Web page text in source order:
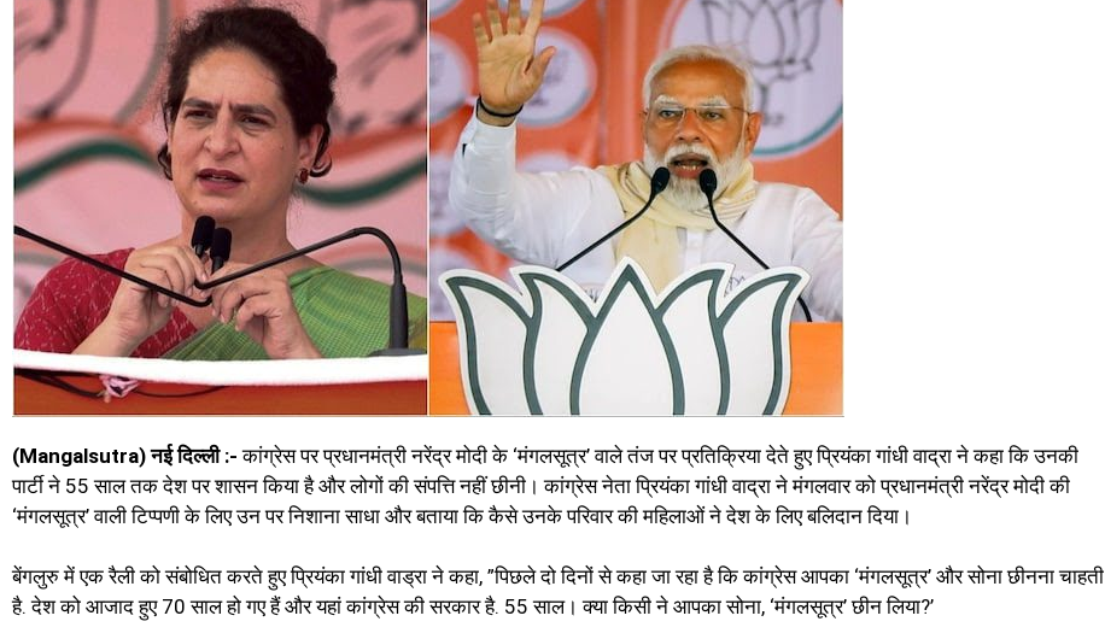
(Mangalsutra) नई दिल्ली :- कांग्रेस पर प्रधानमंत्री नरेंद्र मोदी के ‘मंगलसूत्र’ वाले तंज पर प्रतिक्रिया देते हुए प्रियंका गांधी वाद्रा ने कहा कि उनकी
पार्टी ने 55 साल तक देश पर शासन किया है और लोगों की संपत्ति नहीं छीनी। कांग्रेस नेता प्रियंका गांधी वाद्रा ने मंगलवार को प्रधानमंत्री नरेंद्र मोदी की
‘मंगलसूत्र’ वाली टिप्पणी के लिए उन पर निशाना साधा और बताया कि कैसे उनके परिवार की महिलाओं ने देश के लिए बलिदान दिया।
बेंगलुरु में एक रैली को संबोधित करते हुए प्रियंका गांधी वाड्रा ने कहा, ”पिछले दो दिनों से कहा जा रहा है कि कांग्रेस आपका ‘मंगलसूत्र’ और सोना छीनना चाहती
है. देश को आजाद हुए 70 साल हो गए हैं और यहां कांग्रेस की सरकार है. 55 साल। क्या किसी ने आपका सोना, ‘मंगलसूत्र’ छीन लिया?’